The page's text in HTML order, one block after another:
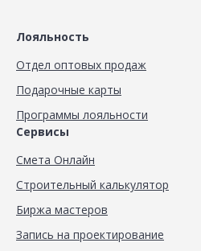
Лояльность
Отдел оптовых продаж
Подарочные карты
Программы лояльности
Сервисы
Смета Онлайн
Строительный калькулятор
Биржа мастеров
Запись на проектирование